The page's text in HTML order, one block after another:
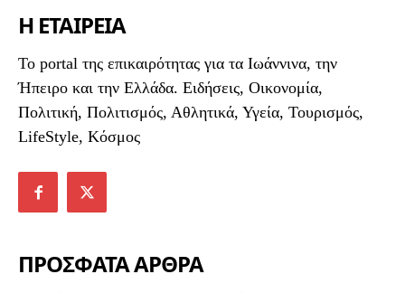
Η ΕΤΑΙΡΕΙΑ
To portal της επικαιρότητας για τα Ιωάννινα, την
Ήπειρο και την Ελλάδα. Ειδήσεις, Οικονομία,
Πολιτική, Πολιτισμός, Αθλητικά, Υγεία, Τουρισμός,
LifeStyle, Κόσμος
ΠΡΟΣΦΑΤΑ ΑΡΘΡΑ